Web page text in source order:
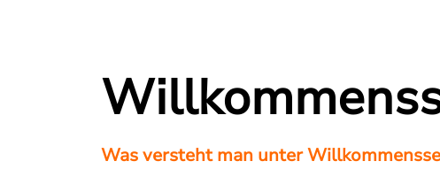
Was versteht man unter